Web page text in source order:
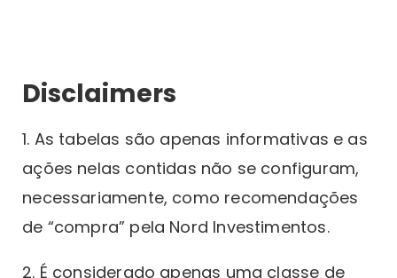
Disclaimers
1. As tabelas são apenas informativas e as
ações nelas contidas não se configuram,
necessariamente, como recomendações
de “compra” pela Nord Investimentos.
2. É considerado apenas uma classe de